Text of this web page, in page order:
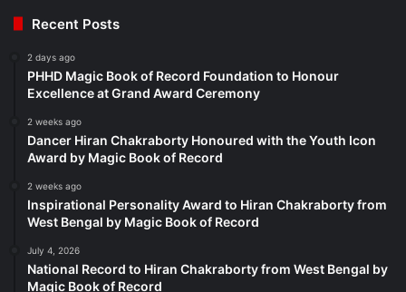
Recent Posts
2 days ago
PHHD Magic Book of Record Foundation to Honour
Excellence at Grand Award Ceremony
2 weeks ago
Dancer Hiran Chakraborty Honoured with the Youth Icon
Award by Magic Book of Record
2 weeks ago
Inspirational Personality Award to Hiran Chakraborty from
West Bengal by Magic Book of Record
July 4, 2026
National Record to Hiran Chakraborty from West Bengal by
Magic Book of Record